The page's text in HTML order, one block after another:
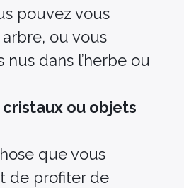
pouvez vous
ou vous
dans l’herbe ou
cristaux ou objets
que vous
de profiter de